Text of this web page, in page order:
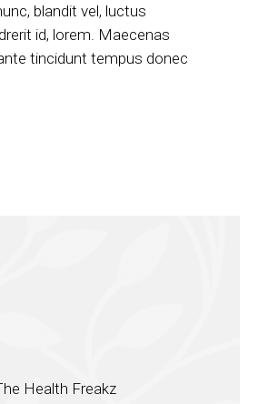
blandit vel, luctus
id, lorem. Maecenas
tincidunt tempus donec
Health Freakz